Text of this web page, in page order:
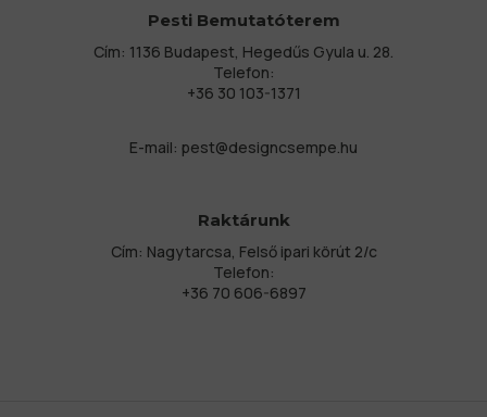
Pesti Bemutatóterem
Cím: 1136 Budapest, Hegedűs Gyula u. 28.
Telefon:
+36 30 103-1371
E-mail: pest@designcsempe.hu
Raktárunk
Cím: Nagytarcsa, Felső ipari körút 2/c
Telefon:
+36 70 606-6897